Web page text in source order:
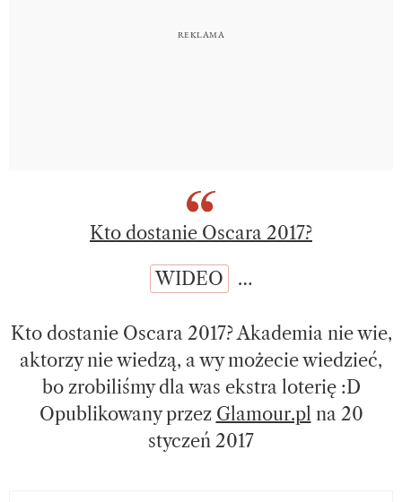
Kto dostanie Oscara 2017?
WIDEO …
Kto dostanie Oscara 2017? Akademia nie wie,
aktorzy nie wiedzą, a wy możecie wiedzieć,
bo zrobiliśmy dla was ekstra loterię :D
Opublikowany przez Glamour.pl na 20
styczeń 2017